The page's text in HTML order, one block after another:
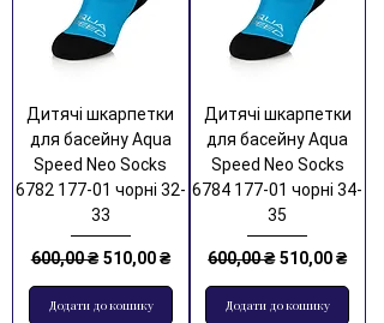
Дитячі шкарпетки
для басейну Aqua
Speed Neo Socks
6782 177-01 чорні 32-
33
Звичайна ціна
600,00 ₴ За розпродажем
510,00 ₴
Додати до кошику
Дитячі шкарпетки
для басейну Aqua
Speed Neo Socks
6784 177-01 чорні 34-
35
Звичайна ціна
600,00 ₴ За
510,00 ₴
Додати до кошику